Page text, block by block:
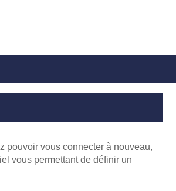
pouvoir vous connecter à nouveau,
vous permettant de définir un